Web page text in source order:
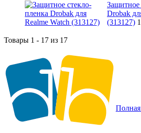
Защитное
Drobak
(313127)
Товары 1 - 17 из 17